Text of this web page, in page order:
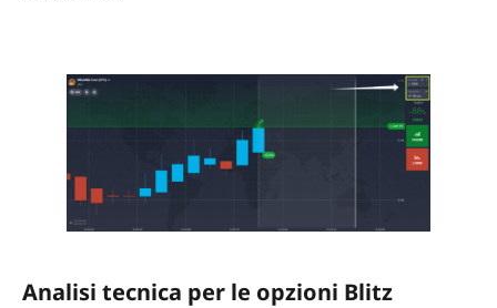
Analisi tecnica per le opzioni Blitz